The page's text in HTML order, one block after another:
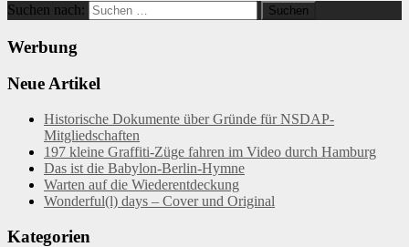
Suchen nach:
Werbung
Neue Artikel
Historische Dokumente über Gründe für NSDAP-
Mitgliedschaften
197 kleine Graffiti-Züge fahren im Video durch Hamburg
Das ist die Babylon-Berlin-Hymne
Warten auf die Wiederentdeckung
Wonderful(l) days – Cover und Original
Kategorien